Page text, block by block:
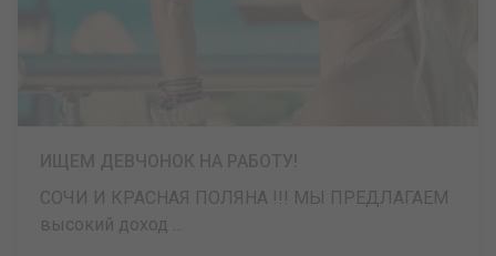
СОЧИ И КРАСНАЯ ПОЛЯНА !!! МЫ ПРЕДЛАГАЕМ
высокий доход ...